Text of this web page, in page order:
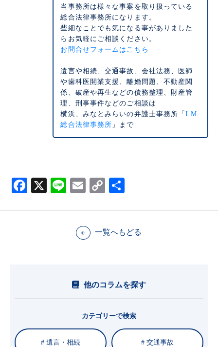
当事務所は様々な事案を取り扱っている
総合法律事務所になります。
些細なことでも気になる事がありました
らお気軽にご相談ください。
お問合せフォームはこちら
遺言や相続、交通事故、会社法務、医師
や歯科医開業支援、離婚問題、不動産関
係、破産や再生などの債務整理、財産管
理、刑事事件などのご相談は
横浜、みなとみらいの弁護士事務所「LM
総合法律事務所 」まで
Facebook
X LineEmailCopy
一覧へもどる
他のコラムを探す
カテゴリーで検索
# 遺言・相続 # 交通事故